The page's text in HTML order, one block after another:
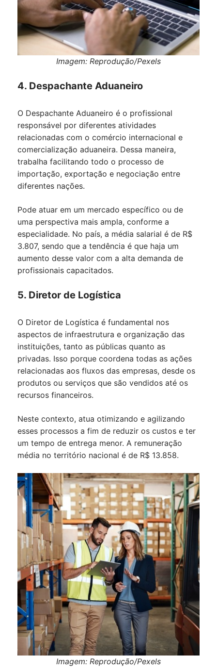
Imagem: Reprodução/Pexels
4. Despachante Aduaneiro
O Despachante Aduaneiro é o profissional
responsável por diferentes atividades
relacionadas com o comércio internacional e
comercialização aduaneira. Dessa maneira,
trabalha facilitando todo o processo de
importação, exportação e negociação entre
diferentes nações.
Pode atuar em um mercado específico ou de
uma perspectiva mais ampla, conforme a
especialidade. No país, a média salarial é de R$
3.807, sendo que a tendência é que haja um
aumento desse valor com a alta demanda de
profissionais capacitados.
5. Diretor de Logística
O Diretor de Logística é fundamental nos
aspectos de infraestrutura e organização das
instituições, tanto as públicas quanto as
privadas. Isso porque coordena todas as ações
relacionadas aos fluxos das empresas, desde os
produtos ou serviços que são vendidos até os
recursos financeiros.
Neste contexto, atua otimizando e agilizando
esses processos a fim de reduzir os custos e ter
um tempo de entrega menor. A remuneração
média no território nacional é de R$ 13.858.
Imagem: Reprodução/Pexels